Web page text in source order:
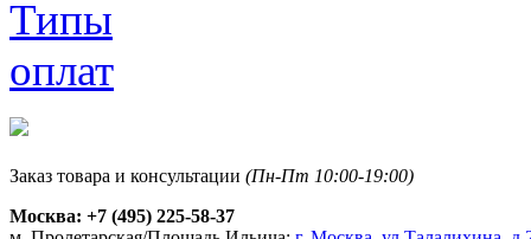
Заказ товара и консультации (Пн-Пт 10:00-19:00)
Москва: +7 (495) 225-58-37